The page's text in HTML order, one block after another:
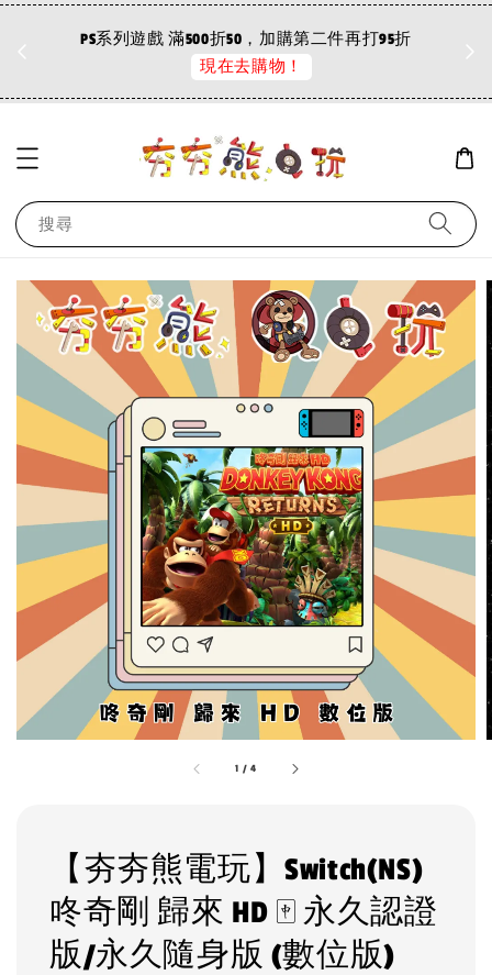
PS系列遊戲 滿500折50，加購第二件再打95折
現在去購物！
搜尋
1 /4
【夯夯熊電玩】Switch(NS)
咚奇剛 歸來 HD 🀄 永久認證
版/永久隨身版 (數位版)